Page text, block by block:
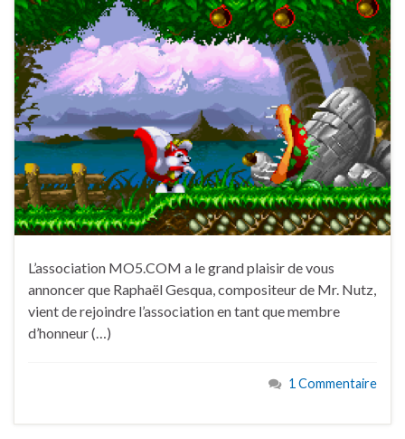
L’association MO5.COM a le grand plaisir de vous
annoncer que Raphaël Gesqua, compositeur de Mr. Nutz,
vient de rejoindre l’association en tant que membre
d’honneur (…)
1 Commentaire